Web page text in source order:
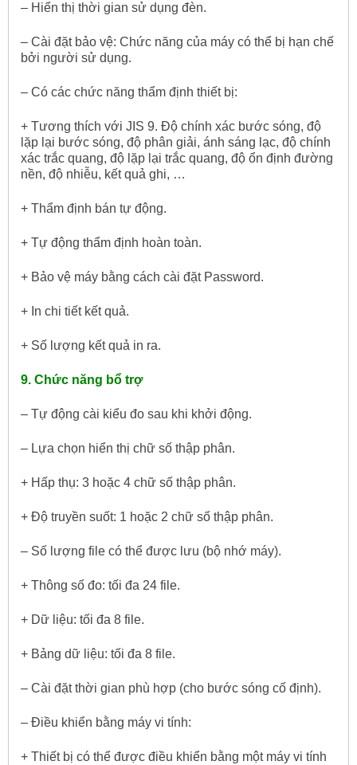
– Hiển thị thời gian sử dụng đèn.
– Cài đặt bảo vệ: Chức năng của máy có thể bị hạn chế
bởi người sử dụng.
– Có các chức năng thẩm định thiết bị:
+ Tương thích với JIS 9. Độ chính xác bước sóng, độ
lặp lại bước sóng, độ phân giải, ánh sáng lạc, độ chính
xác trắc quang, độ lặp lại trắc quang, độ ổn định đường
nền, độ nhiễu, kết quả ghi, …
+ Thẩm định bán tự động.
+ Tự động thẩm định hoàn toàn.
+ Bảo vệ máy bằng cách cài đặt Password.
+ In chi tiết kết quả.
+ Số lượng kết quả in ra.
9. Chức năng bổ trợ
– Tự động cài kiểu đo sau khi khởi động.
– Lựa chọn hiển thị chữ số thập phân.
+ Hấp thụ: 3 hoặc 4 chữ số thập phân.
+ Độ truyền suốt: 1 hoặc 2 chữ số thập phân.
– Số lượng file có thể được lưu (bộ nhớ máy).
+ Thông số đo: tối đa 24 file.
+ Dữ liệu: tối đa 8 file.
+ Bảng dữ liệu: tối đa 8 file.
– Cài đặt thời gian phù hợp (cho bước sóng cố định).
– Điều khiển bằng máy vi tính:
+ Thiết bị có thể được điều khiển bằng một máy vi tính